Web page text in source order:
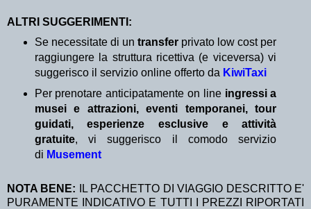
ALTRI SUGGERIMENTI:
Se necessitate di un transfer privato low cost per
raggiungere la struttura ricettiva (e viceversa) vi
suggerisco il servizio online offerto da KiwiTaxi
Per prenotare anticipatamente on line ingressi a
musei e attrazioni, eventi temporanei, tour
guidati, esperienze esclusive e attività
gratuite, vi suggerisco il comodo servizio
di Musement
NOTA BENE:
IL PACCHETTO DI VIAGGIO DESCRITTO E'
PURAMENTE INDICATIVO E TUTTI I PREZZI RIPORTATI